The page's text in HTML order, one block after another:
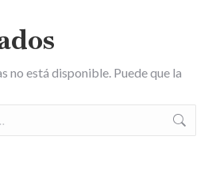
no está disponible. Puede que la